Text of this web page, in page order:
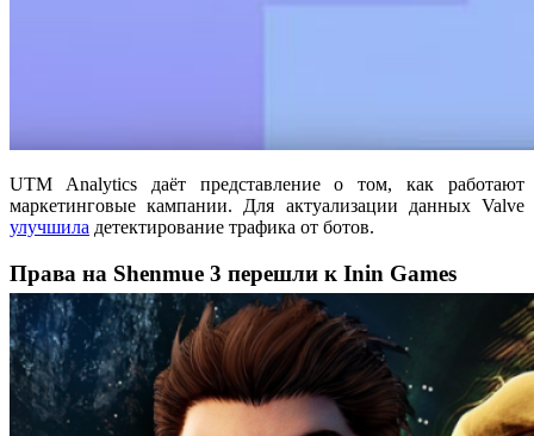
UTM Analytics даёт представление о том, как работают
маркетинговые кампании. Для актуализации данных Valve
улучшила детектирование трафика от ботов.
Права на Shenmue 3 перешли к Inin Games